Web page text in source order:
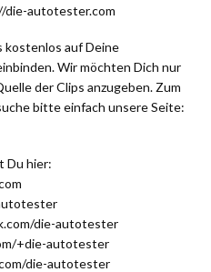
die-autotester.com
kostenlos auf Deine
Wir möchten Dich nur
der Clips anzugeben. Zum
bitte einfach unsere Seite:
Du hier:
die-autotester
+die-autotester
die-autotester